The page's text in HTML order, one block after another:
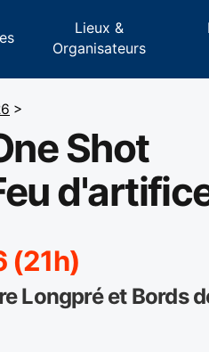
Lieux &
Organisateurs
>
Shot
(21h)
Longpré et Bords